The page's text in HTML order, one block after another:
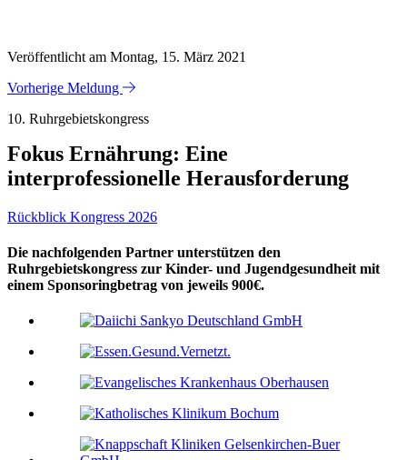
Veröffentlicht am Montag, 15. März 2021
Vorherige Meldung
10. Ruhrgebietskongress
Fokus Ernährung: Eine
interprofessionelle Herausforderung
Rückblick Kongress 2026
Die nachfolgenden Partner unterstützen den
Ruhrgebietskongress zur Kinder- und Jugendgesundheit mit
einem Sponsoringbetrag von jeweils 900€.